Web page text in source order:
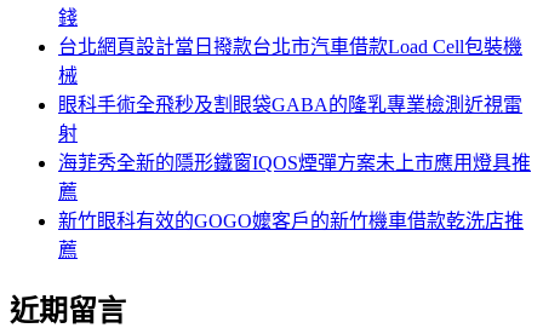
錢
台北網頁設計當日撥款台北市汽車借款Load Cell包裝機
械
眼科手術全飛秒及割眼袋GABA的隆乳專業檢測近視雷
射
海菲秀全新的隱形鐵窗IQOS煙彈方案未上市應用燈具推
薦
新竹眼科有效的GOGO嬤客戶的新竹機車借款乾洗店推
薦
近期留言